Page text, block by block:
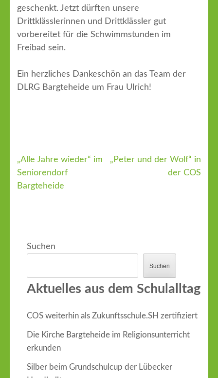
geschenkt. Jetzt dürften unsere
Drittklässlerinnen und Drittklässler gut
vorbereitet für die Schwimmstunden im
Freibad sein.
Ein herzliches Dankeschön an das Team der
DLRG Bargteheide um Frau Ulrich!
Beitragsnavigation
„Alle Jahre wieder“ im
Seniorendorf
Bargteheide
„Peter und der Wolf“ in
der COS
Suchen
Suchen
Aktuelles aus dem Schulalltag
COS weiterhin als Zukunftsschule.SH zertifiziert
Die Kirche Bargteheide im Religionsunterricht
erkunden
Silber beim Grundschulcup der Lübecker